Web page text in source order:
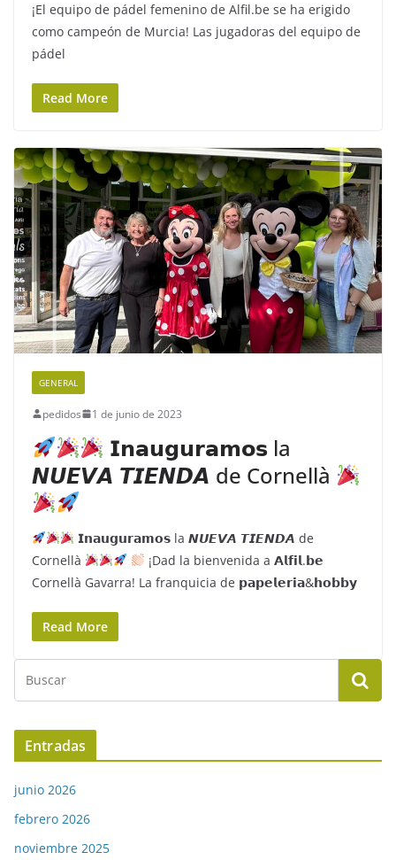
¡El equipo de pádel femenino de Alfil.be se ha erigido
como campeón de Murcia! Las jugadoras del equipo de
pádel
Read More
GENERAL
pedidos 1 de junio de 2023
𝗜𝗻𝗮𝘂𝗴𝘂𝗿𝗮𝗺𝗼𝘀 la
𝙉𝙐𝙀𝙑𝘼 𝙏𝙄𝙀𝙉𝘿𝘼 de Cornellà
𝗜𝗻𝗮𝘂𝗴𝘂𝗿𝗮𝗺𝗼𝘀 la 𝙉𝙐𝙀𝙑𝘼 𝙏𝙄𝙀𝙉𝘿𝘼 de
Cornellà
¡Dad la bienvenida a 𝗔𝗹𝗳𝗶𝗹.𝗯𝗲
Cornellà Gavarra! La franquicia de 𝗽𝗮𝗽𝗲𝗹𝗲𝗿𝗶𝗮&𝗵𝗼𝗯𝗯𝘆
Read More
Entradas
junio 2026
febrero 2026
noviembre 2025